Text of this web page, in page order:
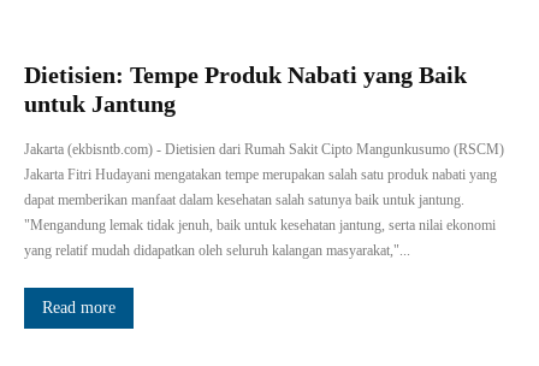
Dietisien: Tempe Produk Nabati yang Baik
untuk Jantung
Jakarta (ekbisntb.com) - Dietisien dari Rumah Sakit Cipto Mangunkusumo (RSCM)
Jakarta Fitri Hudayani mengatakan tempe merupakan salah satu produk nabati yang
dapat memberikan manfaat dalam kesehatan salah satunya baik untuk jantung.
"Mengandung lemak tidak jenuh, baik untuk kesehatan jantung, serta nilai ekonomi
yang relatif mudah didapatkan oleh seluruh kalangan masyarakat,"...
Read more